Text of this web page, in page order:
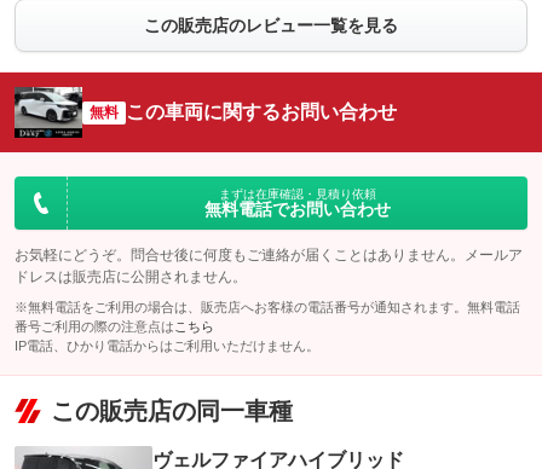
この販売店のレビュー一覧を見る
無料 この車両に関するお問い合わせ
まずは在庫確認・見積り依頼
無料電話でお問い合わせ
お気軽にどうぞ。問合せ後に何度もご連絡が届くことはありません。メールア
ドレスは販売店に公開されません。
※無料電話をご利用の場合は、販売店へお客様の電話番号が通知されます。無料電話
番号ご利用の際の注意点は こちら
IP電話、ひかり電話からはご利用いただけません。
この販売店の同一車種
ヴェルファイアハイブリッド